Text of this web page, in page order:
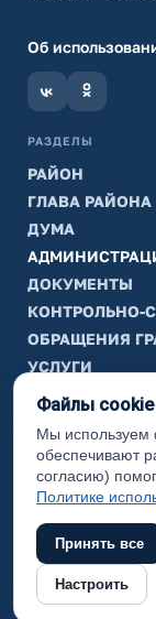
Об
РАЗДЕЛЫ
РАЙОН
ГЛАВА РАЙОНА
ДУМА
ДОКУМЕНТЫ
КОНТРОЛЬНО-
ОБРАЩЕНИЯ
УСЛУГИ
ТИК
ИНФОРМАЦИЯ
Карта сайта
(с) 2017 Ханты-
администрации
Файлы cookie
Мы
обеспечивают
согласию)
Политике
Принять все
Настроить